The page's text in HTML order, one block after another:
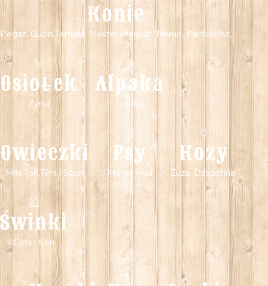
Konie
Pegaz, Gucio,Temida, Master,Magnat, Nemo, Pantoriusz,
Osiołek
Zynia
Alpaka
Maniuś
Owieczki
Mini,Tofi,Timi i Szon
Psy
Mela i Moli
Kozy
Zuza, Dźozefina,
Świnki
Cola i Ken